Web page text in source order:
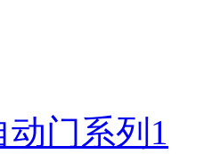
动门系列1